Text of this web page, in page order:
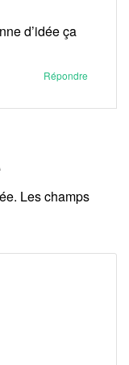
d’idée ça
Répondre
Les champs